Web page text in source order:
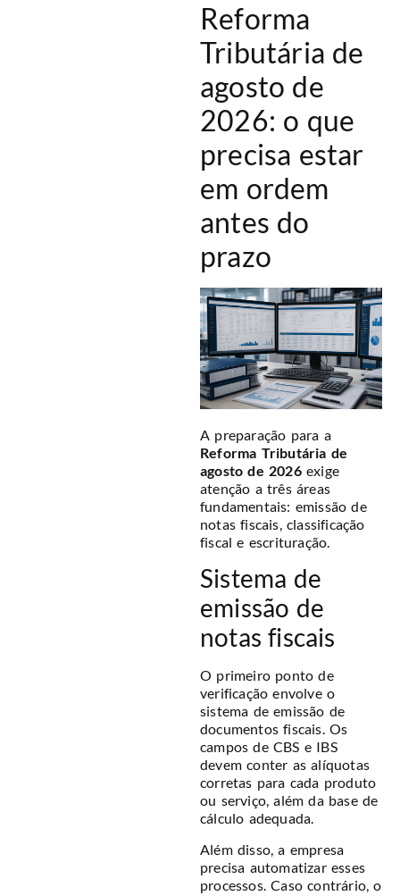
Reforma
Tributária de
agosto de
2026: o que
precisa estar
em ordem
antes do
prazo
A preparação para a
Reforma Tributária de
agosto de 2026exige
atenção a três áreas
fundamentais: emissão de
notas fiscais, classificação
fiscal e escrituração.
Sistema de
emissão de
notas fiscais
O primeiro ponto de
verificação envolve o
sistema de emissão de
documentos fiscais. Os
campos de CBS e IBS
devem conter as alíquotas
corretas para cada produto
ou serviço, além da base de
cálculo adequada.
Além disso, a empresa
precisa automatizar esses
processos. Caso contrário, o